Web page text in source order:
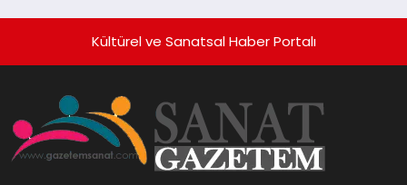
Kültürel ve Sanatsal Haber Portalı